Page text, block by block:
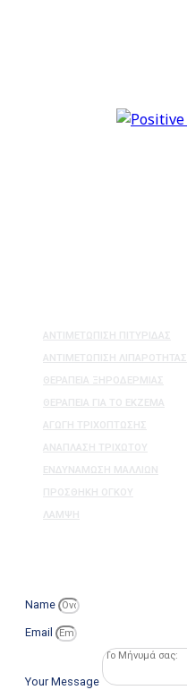
ΑΝΤΙΜΕΤΏΠΙΣΗ ΠΙΤΥΡΊΔΑΣ
ΑΝΤΙΜΕΤΏΠΙΣΗ ΛΙΠΑΡΌΤΗΤΑΣ
ΘΕΡΑΠΕΊΑ ΞΗΡΟΔΕΡΜΊΑΣ
ΘΕΡΑΠΕΊΑ ΓΙΑ ΤΟ ΕΚΖΕΜΑ
ΑΓΩΓΉ ΤΡΙΧΌΠΤΩΣΗΣ
ΑΝΆΠΛΑΣΗ ΤΡΙΧΩΤΟΎ
ΕΝΔΥΝΆΜΩΣΗ ΜΑΛΛΙΏΝ
ΠΡΟΣΘΉΚΗ ΌΓΚΟΥ
ΛΆΜΨΗ
Name
Email
Your Message